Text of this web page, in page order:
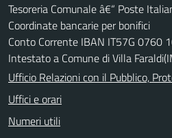
Tesoreria Comunale â€“ Poste
Coordinate bancarie per bonifici
Conto Corrente IBAN IT57G
Intestato a Comune di Villa
Ufficio Relazioni con il Pubblico,
Uffici e orari
Numeri utili